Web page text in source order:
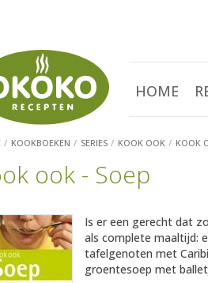
HOME
KOOKBOEKEN SERIES KOOK OOK KOOK
ook - Soep
Is er een gerecht dat
als complete maaltijd:
tafelgenoten met
groentesoep met